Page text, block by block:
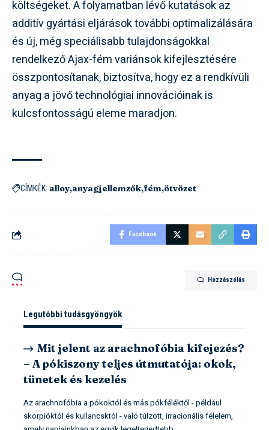
költségeket. A folyamatban lévő kutatások az
additív gyártási eljárások további optimalizálására
és új, még speciálisabb tulajdonságokkal
rendelkező Ajax-fém variánsok kifejlesztésére
összpontosítanak, biztosítva, hogy ez a rendkívüli
anyag a jövő technológiai innovációinak is
kulcsfontosságú eleme maradjon.
CÍMKÉK: alloy anyagjellemzők fém ötvözet
Facebook
Hozzászólás
Legutóbbi tudásgyöngyök
Mit jelent az arachnofóbia kifejezés?
– A pókiszony teljes útmutatója: okok,
tünetek és kezelés
Az arachnofóbia a pókoktól és más pókféléktől - például
skorpióktól és kullancsktól - való túlzott, irracionális félelem,